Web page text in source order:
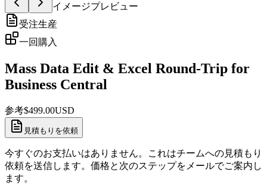
イメージプレビュー
受注生産
一回購入
Mass Data Edit & Excel Round-Trip for
Business Central
参考$499.00USD
見積もりを依頼
今すぐのお支払いはありません。これはチームへの見積もり
依頼を送信します。価格と次のステップをメールでご案内し
ます。